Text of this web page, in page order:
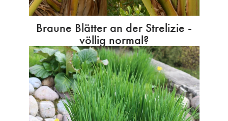
Braune Blätter an der Strelizie -
völlig normal?